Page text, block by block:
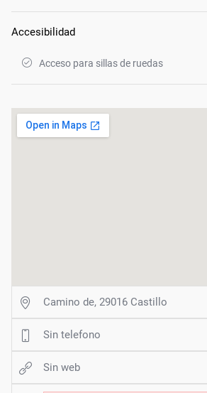
Accesibilidad
Acceso para sillas de ruedas
Camino de, 29016 Castillo
Sin telefono
Sin web